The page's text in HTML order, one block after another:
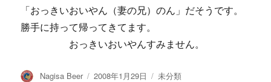
「おっきいおいやん（妻の兄）のん」だそうです。
勝手に持って帰ってきてます。
おっきいおいやんすみません。
投
Nagisa Beer
投
2008年1月29日
カ
未分類